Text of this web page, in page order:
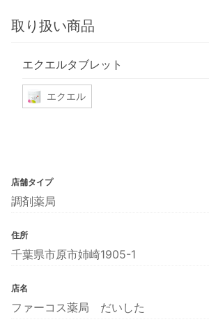
取り扱い商品
エクエルタブレット
エクエル
店舗タイプ
調剤薬局
住所
千葉県市原市姉崎1905-1
店名
ファーコス薬局 だいした